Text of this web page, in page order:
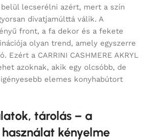
lecserélni azért, mert a szín
divatjamúlttá válik. A
front, a fa dekor és a fekete
olyan trend, amely egyszerre
Ezért a CARRINI CASHMERE AKRYL
azoknak, akik egy olcsóbb, de
elemes konyhabútort
tárolás – a
kényelme